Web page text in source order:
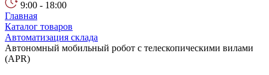
9:00 - 18:00
Главная
Каталог товаров
Автоматизация склада
Автономный мобильный робот с телескопическими вилами
(APR)